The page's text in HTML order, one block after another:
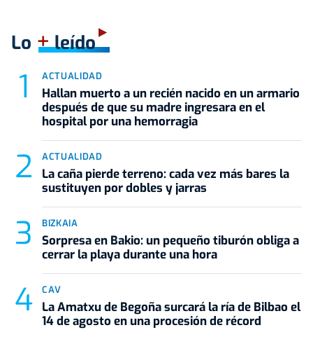
Lo +leído
ACTUALIDAD
Hallan muerto a un recién nacido en un armario
después de que su madre ingresara en el
hospital por una hemorragia
ACTUALIDAD
La caña pierde terreno: cada vez más bares la
sustituyen por dobles y jarras
BIZKAIA
Sorpresa en Bakio: un pequeño tiburón obliga a
cerrar la playa durante una hora
CAV
La Amatxu de Begoña surcará la ría de Bilbao el
14 de agosto en una procesión de récord